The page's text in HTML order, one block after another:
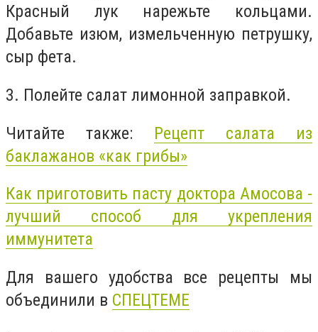
Красный лук нарежьте кольцами.
Добавьте изюм, измельченную петрушку,
сыр фета.
3. Полейте салат лимонной заправкой.
Читайте также: Рецепт салата из
баклажанов «как грибы»
Как приготовить пасту доктора Амосова -
лучший способ для укрепления
иммунитета
Для вашего удобства все рецепты мы
объединили в СПЕЦТЕМЕ